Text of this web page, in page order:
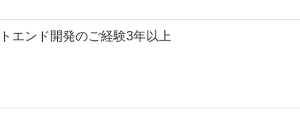
エンド開発のご経験3年以上